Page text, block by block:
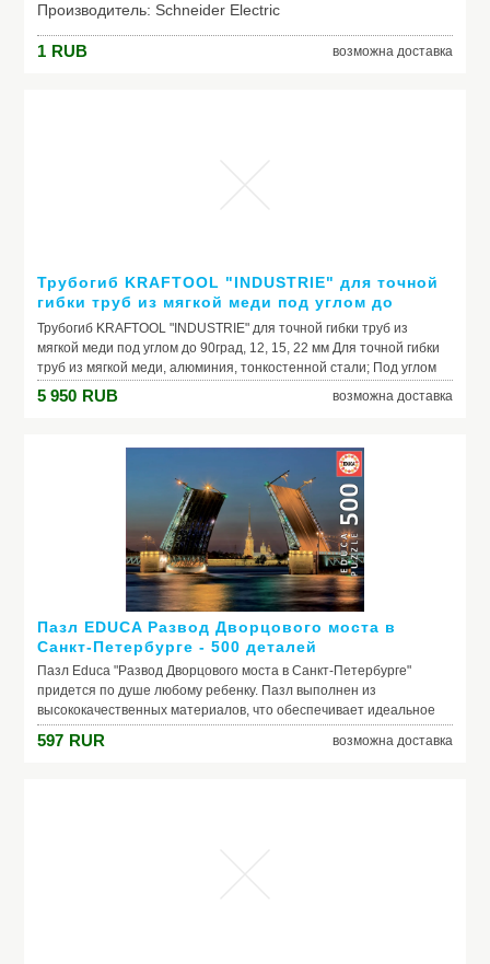
Производитель: Schneider Electric
1 RUB возможна доставка
Трубогиб KRAFTOOL "INDUSTRIE" для точной
гибки труб из мягкой меди под углом до
90град, 12, 15, 22 мм
Трубогиб KRAFTOOL "INDUSTRIE" для точной гибки труб из
мягкой меди под углом до 90град, 12, 15, 22 мм Для точной гибки
труб из мягкой меди, алюминия, тонкостенной стали; Под углом
до 180 градусов.
Модель: Трубогиб KRAFTOOL "INDUSTRIE" для точной
гибки труб из мягкой меди под углом до 90град, 12, 15,
5 950 RUB возможна доставка
Пазл EDUCA Развод Дворцового моста в
Санкт-Петербурге - 500 деталей
Пазл Educa "Развод Дворцового моста в Санкт-Петербурге"
придется по душе любому ребенку. Пазл выполнен из
высококачественных материалов, что обеспечивает идеальное
прилегание деталей.
597 RUR возможна доставка